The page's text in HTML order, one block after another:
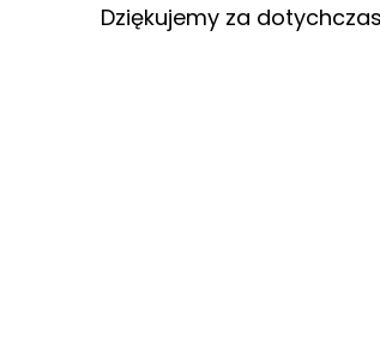
Dziękujemy za